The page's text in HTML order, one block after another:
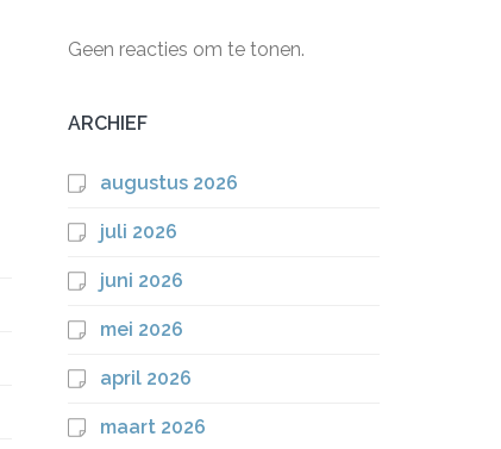
Geen reacties om te tonen.
ARCHIEF
augustus 2026
juli 2026
juni 2026
mei 2026
april 2026
maart 2026